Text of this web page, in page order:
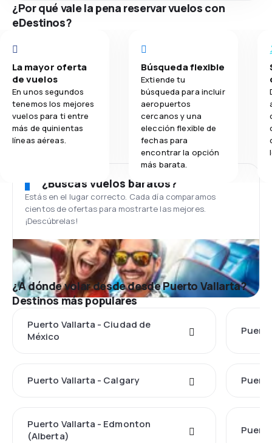
¿Por qué vale la pena reservar vuelos con
eDestinos?
La mayor oferta
de vuelos
En unos segundos
tenemos los mejores
vuelos para ti entre
más de quinientas
líneas aéreas.
Búsqueda flexible
Extiende tu
búsqueda para incluir
aeropuertos
cercanos y una
elección flexible de
fechas para
encontrar la opción
más barata.
¿Buscas vuelos baratos?
Estás en el lugar correcto. Cada día comparamos
cientos de ofertas para mostrarte las mejores.
¡Descúbrelas!
¿A dónde volar desde desde Puerto Vallarta?
Destinos más populares
Puerto Vallarta - Ciudad de
México
Puerto Vallarta - Calgary
Puerto Vallarta - Edmonton
(Alberta)